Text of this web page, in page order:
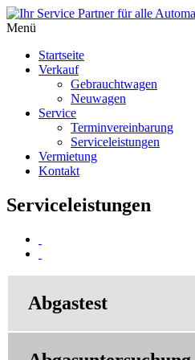
Menü
Startseite
Verkauf
Gebrauchtwagen
Neuwagen
Service
Terminvereinbarung
Serviceleistungen
Vermietung
Kontakt
Serviceleistungen
Abgastest